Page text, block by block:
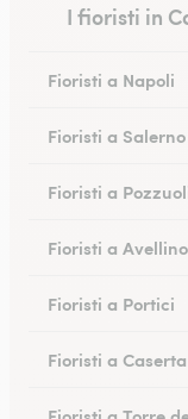
I fioristi in
Fioristi a Napoli
Fioristi a Salerno
Fioristi a
Fioristi a Avellino
Fioristi a Portici
Fioristi a Caserta